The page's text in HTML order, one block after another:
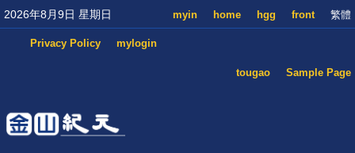
2026年8月9日 星期日 繁體
front
hgg
home
myin
mylogin
Privacy Policy
Sample Page
tougao